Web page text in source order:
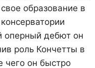
образование в
оперный дебют он
роль Кончетты в
чего он быстро